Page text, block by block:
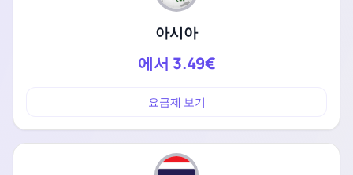
아시아
에서 3.49€
요금제 보기